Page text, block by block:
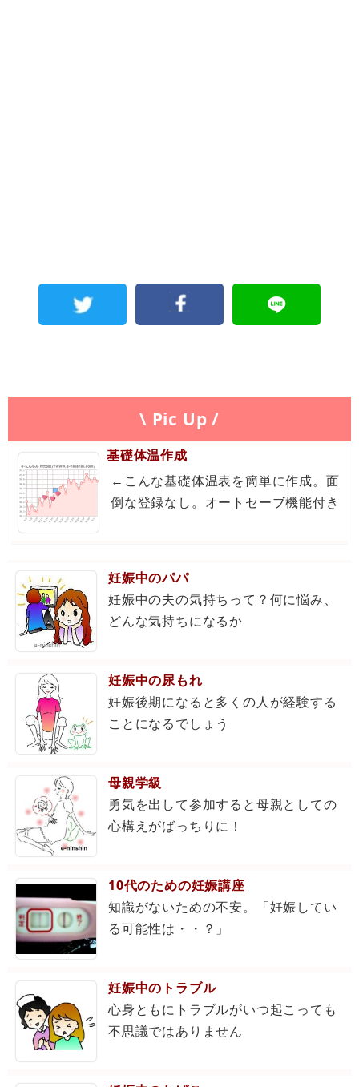
\ Pic Up /
基礎体温作成
←こんな基礎体温表を簡単に作成。面
倒な登録なし。オートセーブ機能付き
妊娠中のパパ
妊娠中の夫の気持ちって？何に悩み、
どんな気持ちになるか
妊娠中の尿もれ
妊娠後期になると多くの人が経験する
ことになるでしょう
母親学級
勇気を出して参加すると母親としての
心構えがばっちりに！
10代のための妊娠講座
知識がないための不安。「妊娠してい
る可能性は・・？」
妊娠中のトラブル
心身ともにトラブルがいつ起こっても
不思議ではありません